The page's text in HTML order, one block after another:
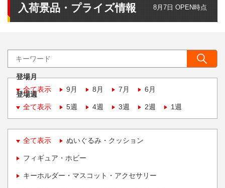
入荷景品・プライズ情報 8月7日 OPEN時点
登場月
全て表示
9月 8月 7月 6月
登場週
全て表示
5週 4週 3週 2週 1週
全て表示 ぬいぐるみ・クッション
フィギュア・ホビー
キーホルダー・マスコット・アクセサリー